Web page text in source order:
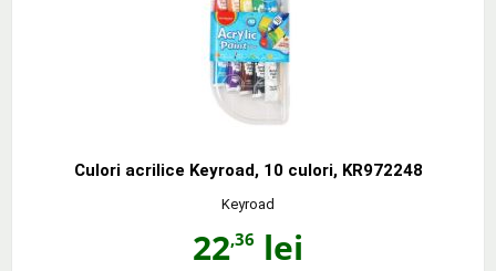
Culori acrilice Keyroad, 10 culori, KR972248
Keyroad
22,36 lei